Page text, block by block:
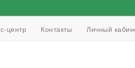
центр Контакты Личный